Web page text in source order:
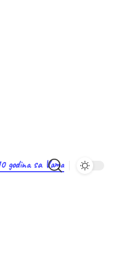
godina sa Vama